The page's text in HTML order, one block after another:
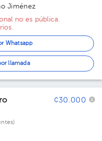
Jiménez
no es pública.
Whatsapp
llamada
¢30.000